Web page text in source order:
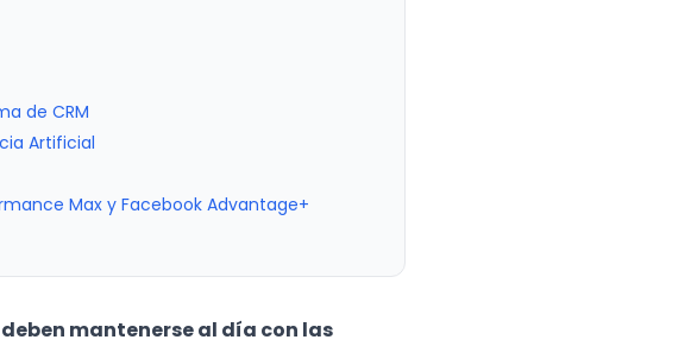
de CRM
Artificial
Max y Facebook Advantage+
mantenerse al día con las